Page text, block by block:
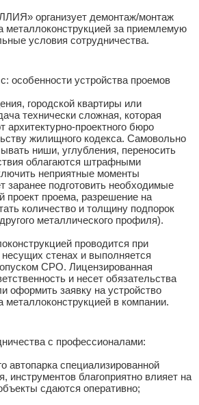
организует демонтаж/монтаж
металлоконструкцией за приемлемую
условия сотрудничества.
особенности устройства проемов
городской квартиры или
технически сложная, которая
архитектурно-проектного бюро
жилищного кодекса. Самовольно
ниши, углубления, переносить
облагаются штрафными
неприятные моменты
заранее подготовить необходимые
проект проема, разрешение на
количество и толщину подпорок
металлического профиля).
проводится при
стенах и выполняется
СРО. Лицензированная
и несет обязательства
оформить заявку на устройство
металлоконструкцией в компании.
с профессионалами:
автопарка специализированной
инструментов благоприятно влияет на
сдаются оперативно;